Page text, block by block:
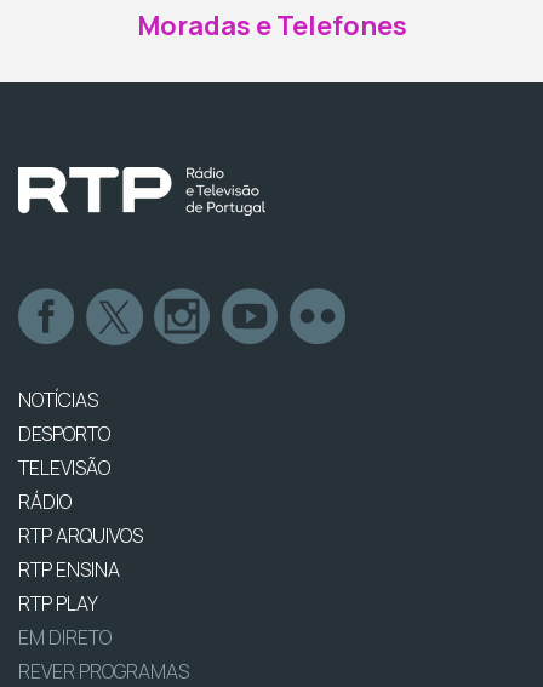
Moradas e Telefones
NOTÍCIAS
DESPORTO
TELEVISÃO
RÁDIO
RTP ARQUIVOS
RTP ENSINA
RTP PLAY
EM DIRETO
REVER PROGRAMAS